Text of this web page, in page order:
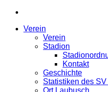
Verein
Verein
Stadion
Kontakt
Geschichte
Statistiken des
Ort Laubusch